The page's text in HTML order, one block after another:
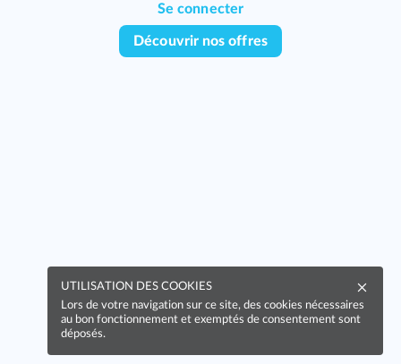
Se connecter
Découvrir nos offres
UTILISATION DES COOKIES
Lors de votre navigation sur ce site, des cookies nécessaires
au bon fonctionnement et exemptés de consentement sont
déposés.